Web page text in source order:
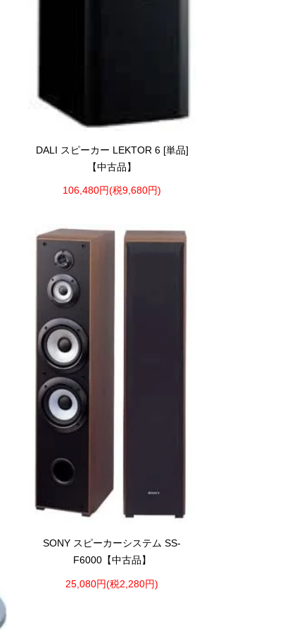
DALI スピーカー LEKTOR 6 [単品]
【中古品】
106,480円(税9,680円)
SONY スピーカーシステム SS-
F6000【中古品】
25,080円(税2,280円)